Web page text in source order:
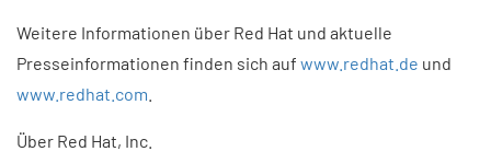
Weitere Informationen über Red Hat und aktuelle
Presseinformationen finden sich auf www.redhat.de und
www.redhat.com
Über Red Hat, Inc.